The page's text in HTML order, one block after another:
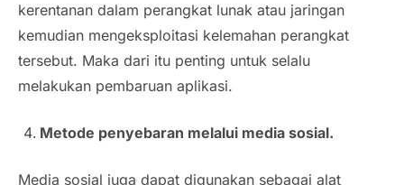
kerentanan dalam perangkat lunak atau jaringan
kemudian mengeksploitasi kelemahan perangkat
tersebut. Maka dari itu penting untuk selalu
melakukan pembaruan aplikasi.
Metode penyebaran melalui media sosial.
Media sosial juga dapat digunakan sebagai alat